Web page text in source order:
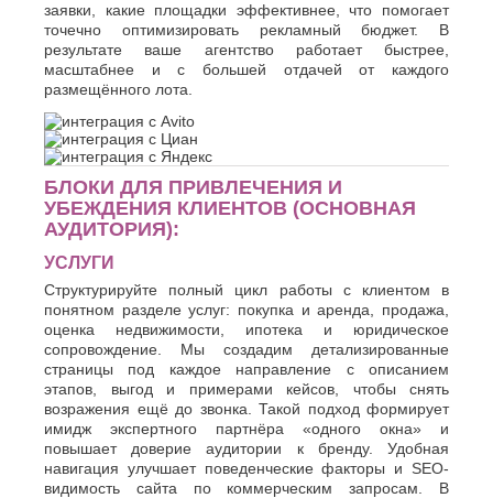
заявки, какие площадки эффективнее, что помогает
точечно оптимизировать рекламный бюджет. В
результате ваше агентство работает быстрее,
масштабнее и с большей отдачей от каждого
размещённого лота.
БЛОКИ ДЛЯ ПРИВЛЕЧЕНИЯ И
УБЕЖДЕНИЯ КЛИЕНТОВ (ОСНОВНАЯ
АУДИТОРИЯ):
УСЛУГИ
Структурируйте полный цикл работы с клиентом в
понятном разделе услуг: покупка и аренда, продажа,
оценка недвижимости, ипотека и юридическое
сопровождение. Мы создадим детализированные
страницы под каждое направление с описанием
этапов, выгод и примерами кейсов, чтобы снять
возражения ещё до звонка. Такой подход формирует
имидж экспертного партнёра «одного окна» и
повышает доверие аудитории к бренду. Удобная
навигация улучшает поведенческие факторы и SEO-
видимость сайта по коммерческим запросам. В